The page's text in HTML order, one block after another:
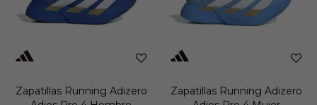
Zapatillas Running Adizero
Zapatillas Running Adizero